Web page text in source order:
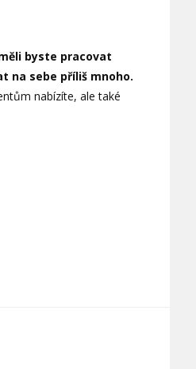
byste pracovat
na sebe příliš mnoho.
nabízíte, ale také